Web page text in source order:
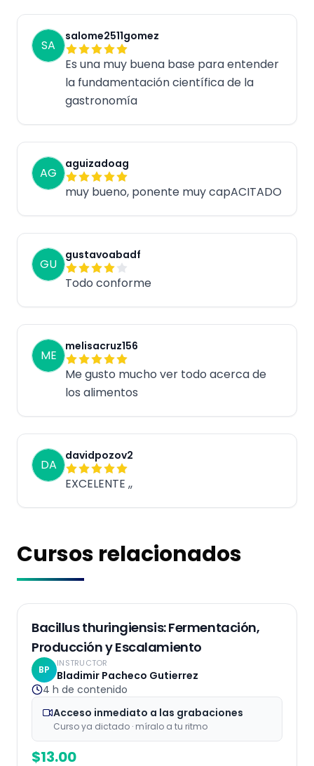
SA
salome2511gomez
Es una muy buena base para entender
la fundamentación científica de la
gastronomía
AG
aguizadoag
muy bueno, ponente muy capACITADO
GU
gustavoabadf
Todo conforme
ME
melisacruz156
Me gusto mucho ver todo acerca de
los alimentos
DA
davidpozov2
EXCELENTE ,,
Cursos relacionados
Grabaciones
Bacillus thuringiensis: Fermentación,
Producción y Escalamiento
BP
INSTRUCTOR
Bladimir Pacheco Gutierrez
4 h de contenido
Acceso inmediato a las grabaciones
Curso ya dictado · míralo a tu ritmo
$13.00